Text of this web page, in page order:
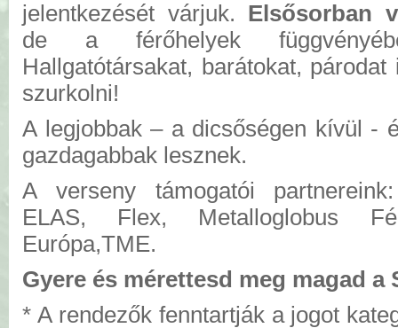
jelentkezését várjuk. Elsősorban
de a férőhelyek
Hallgatótársakat, barátokat,
szurkolni!
A legjobbak – a dicsőségen kívül -
gazdagabbak lesznek.
A verseny támogatói
ELAS, Flex, Metalloglobus
Európa,TME.
Gyere és mérettesd meg magad a
* A rendezők fenntartják a jogot